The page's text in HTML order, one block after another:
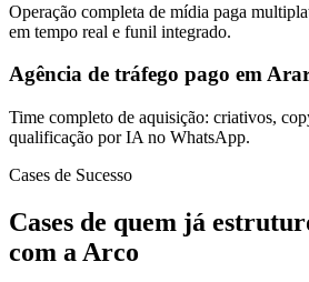
Operação completa de mídia paga
em tempo real e funil integrado.
Agência de tráfego pago em
Time completo de aquisição: criativos,
qualificação por IA no WhatsApp.
Cases de Sucesso
Cases de quem já
com a Arco